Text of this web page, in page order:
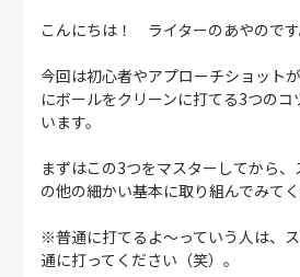
こんにちは！ ライターのあやのです
今回は初心者やアプローチショット
にボールをクリーンに打てる3つの
います。
まずはこの3つをマスターしてから
の他の細かい基本に取り組んでみてく
※普通に打てるよ～っていう人は、
通に打ってください（笑）。